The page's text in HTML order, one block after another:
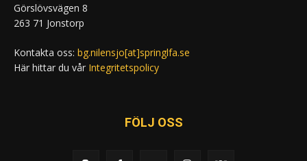
Görslövsvägen 8
263 71 Jonstorp
Kontakta oss: bg.nilensjo[at]springlfa.se
Här hittar du vår Integritetspolicy
FÖLJ OSS